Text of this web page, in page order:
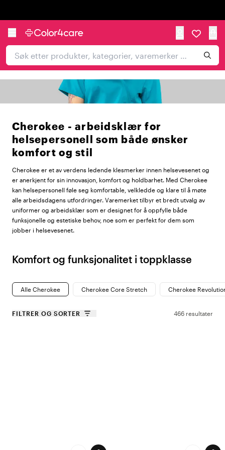
Cherokee - arbeidsklær for
helsepersonell som både ønsker
komfort og stil
Cherokee er et av verdens ledende klesmerker innen helsevesenet og
er anerkjent for sin innovasjon, komfort og holdbarhet. Med Cherokee
kan helsepersonell føle seg komfortable, velkledde og klare til å møte
alle arbeidsdagens utfordringer. Varemerket tilbyr et bredt utvalg av
uniformer og arbeidsklær som er designet for å oppfylle både
funksjonelle og estetiske behov, noe som er perfekt for dem som
jobber i helsevesenet.
Komfort og funksjonalitet i toppklasse
funksjonelle arbeidsklær et must. Cherokee tilbyr plagg som er laget av
materialer med stretch, pusteevne og slitestyrke som tåler vask etter
for at du kan bevege deg fritt og samtidig føle deg komfortabel
Alle Cherokee Cherokee Core Stretch Cherokee
FILTRER OG SORTER 466 resultater